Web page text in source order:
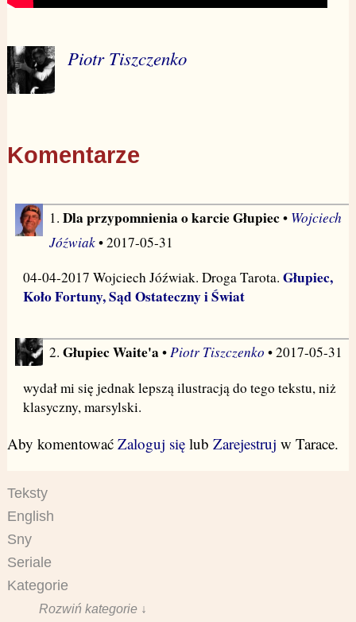
Piotr Tiszczenko
Komentarze
1. Dla przypomnienia o karcie Głupiec• Wojciech
Jóźwiak• 2017-05-31
04-04-2017 Wojciech Jóźwiak. Droga Tarota. Głupiec,
Koło Fortuny, Sąd Ostateczny i Świat
2. Głupiec Waite'a •Piotr Tiszczenko • 2017-05-31
wydał mi się jednak lepszą ilustracją do tego tekstu, niż
klasyczny, marsylski.
Aby komentować Zaloguj sięlub Zarejestruj w Tarace.
Teksty
English
Sny
Seriale
Kategorie
Rozwiń kategorie ↓